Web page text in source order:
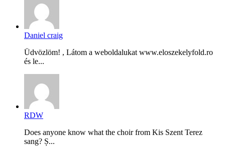
Daniel craig
Üdvözlöm! , Látom a weboldalukat www.eloszekelyfold.ro
és le...
RDW
Does anyone know what the choir from Kis Szent Terez
sang? Ș...